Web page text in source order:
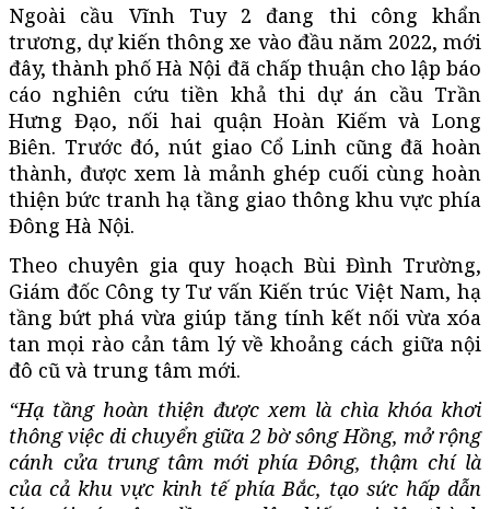
Ngoài cầu Vĩnh Tuy 2 đang thi công khẩn
trương, dự kiến thông xe vào đầu năm 2022, mới
đây, thành phố Hà Nội đã chấp thuận cho lập báo
cáo nghiên cứu tiền khả thi dự án cầu Trần
Hưng Đạo, nối hai quận Hoàn Kiếm và Long
Biên. Trước đó, nút giao Cổ Linh cũng đã hoàn
thành, được xem là mảnh ghép cuối cùng hoàn
thiện bức tranh hạ tầng giao thông khu vực phía
Đông Hà Nội.
Theo chuyên gia quy hoạch Bùi Đình Trường,
Giám đốc Công ty Tư vấn Kiến trúc Việt Nam, hạ
tầng bứt phá vừa giúp tăng tính kết nối vừa xóa
tan mọi rào cản tâm lý về khoảng cách giữa nội
đô cũ và trung tâm mới.
“Hạ tầng hoàn thiện được xem là chìa khóa khơi
thông việc di chuyển giữa 2 bờ sông Hồng, mở rộng
cánh cửa trung tâm mới phía Đông, thậm chí là
của cả khu vực kinh tế phía Bắc, tạo sức hấp dẫn